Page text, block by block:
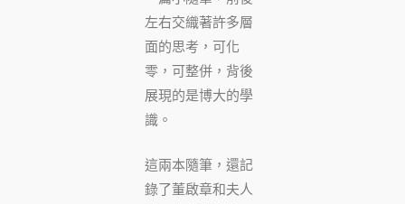
左右交織著許多層
面的思考，可化
零，可整併，背後
展現的是博大的學
識。
這兩本隨筆，還記
錄了董啟章和夫人